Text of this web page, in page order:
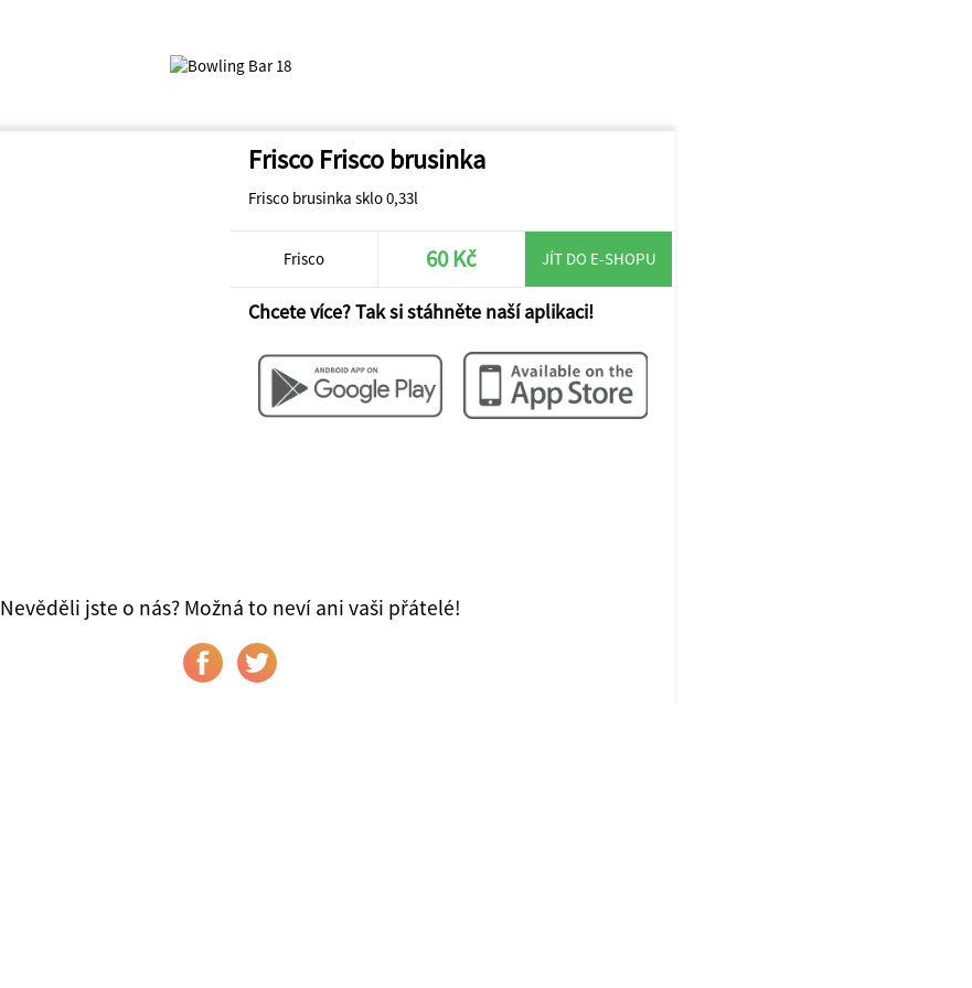
Frisco Frisco brusinka
Frisco brusinka sklo 0,33l
Frisco 60 Kč JÍT DO E-SHOPU
Chcete více? Tak si stáhněte naší aplikaci!
Nevěděli jste o nás? Možná to neví ani vaši přátelé!